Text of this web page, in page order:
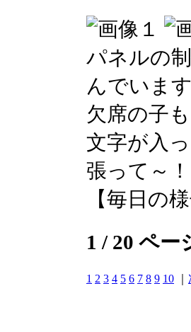
パネルの
んでいま
欠席の子
文字が入
張って～！
【毎日の
1 / 20 ペー
1 2 3 4 5 6 7 8 9 10